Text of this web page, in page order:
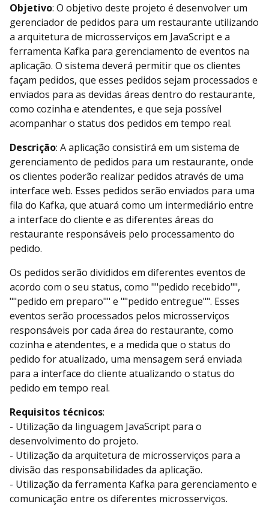
Objetivo: O objetivo deste projeto é desenvolver um
gerenciador de pedidos para um restaurante utilizando
a arquitetura de microsserviços em JavaScript e a
ferramenta Kafka para gerenciamento de eventos na
aplicação. O sistema deverá permitir que os clientes
façam pedidos, que esses pedidos sejam processados e
enviados para as devidas áreas dentro do restaurante,
como cozinha e atendentes, e que seja possível
acompanhar o status dos pedidos em tempo real.
Descrição: A aplicação consistirá em um sistema de
gerenciamento de pedidos para um restaurante, onde
os clientes poderão realizar pedidos através de uma
interface web. Esses pedidos serão enviados para uma
fila do Kafka, que atuará como um intermediário entre
a interface do cliente e as diferentes áreas do
restaurante responsáveis pelo processamento do
pedido.
Os pedidos serão divididos em diferentes eventos de
acordo com o seu status, como ""pedido recebido"",
""pedido em preparo"" e ""pedido entregue"". Esses
eventos serão processados pelos microsserviços
responsáveis por cada área do restaurante, como
cozinha e atendentes, e a medida que o status do
pedido for atualizado, uma mensagem será enviada
para a interface do cliente atualizando o status do
pedido em tempo real.
Requisitos técnicos:
- Utilização da linguagem JavaScript para o
desenvolvimento do projeto.
- Utilização da arquitetura de microsserviços para a
divisão das responsabilidades da aplicação.
- Utilização da ferramenta Kafka para gerenciamento e
comunicação entre os diferentes microsserviços.